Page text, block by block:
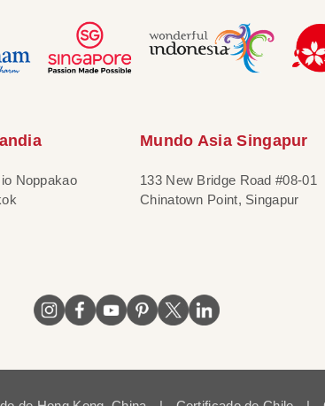
Noppakao
Mundo Asia Singapur
133 New Bridge Road #08-01
Chinatown Point, Singapur